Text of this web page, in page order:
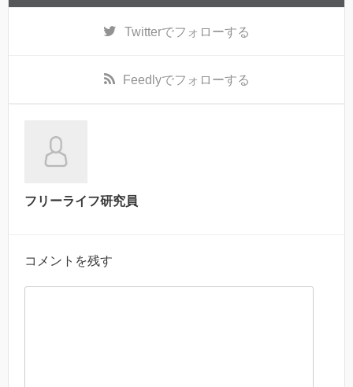
Twitterでフォローする
Feedlyでフォローする
フリーライフ研究員
コメントを残す